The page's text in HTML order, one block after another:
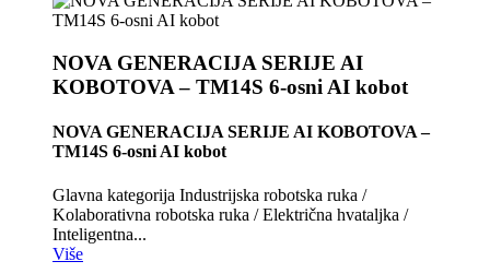
NOVA GENERACIJA SERIJE AI
KOBOTOVA – TM14S 6-osni AI kobot
NOVA GENERACIJA SERIJE AI KOBOTOVA –
TM14S 6-osni AI kobot
Glavna kategorija Industrijska robotska ruka /
Kolaborativna robotska ruka / Električna hvataljka /
Inteligentna...
Više